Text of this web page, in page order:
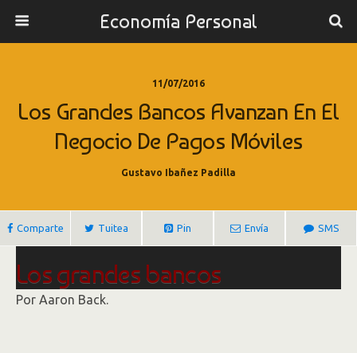
Economía Personal
11/07/2016
Los Grandes Bancos Avanzan En El
Negocio De Pagos Móviles
Gustavo Ibañez Padilla
Comparte Tuitea Pin Envía SMS
Los grandes bancos
contraatacan en el negocio de
Por Aaron Back.